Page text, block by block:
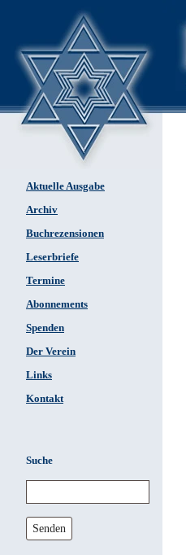
Aktuelle Ausgabe
Archiv
Buchrezensionen
Leserbriefe
Termine
Abonnements
Spenden
Der Verein
Links
Kontakt
Suche
Senden